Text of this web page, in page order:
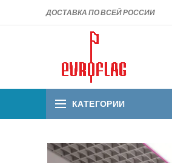
ДОСТАВКА ПО ВСЕЙ РОССИИ
КАТЕГОРИИ